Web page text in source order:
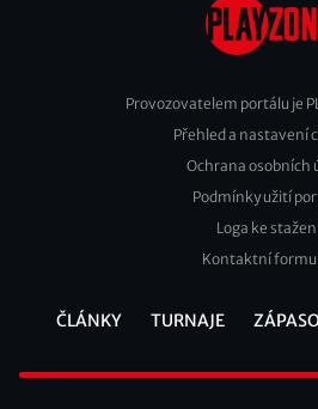
Footer
Provozovatelem portálu je
Přehled a nastavení
Ochrana osobních
Podmínky užití
Loga ke
Kontaktní
ČLÁNKY TURNAJE